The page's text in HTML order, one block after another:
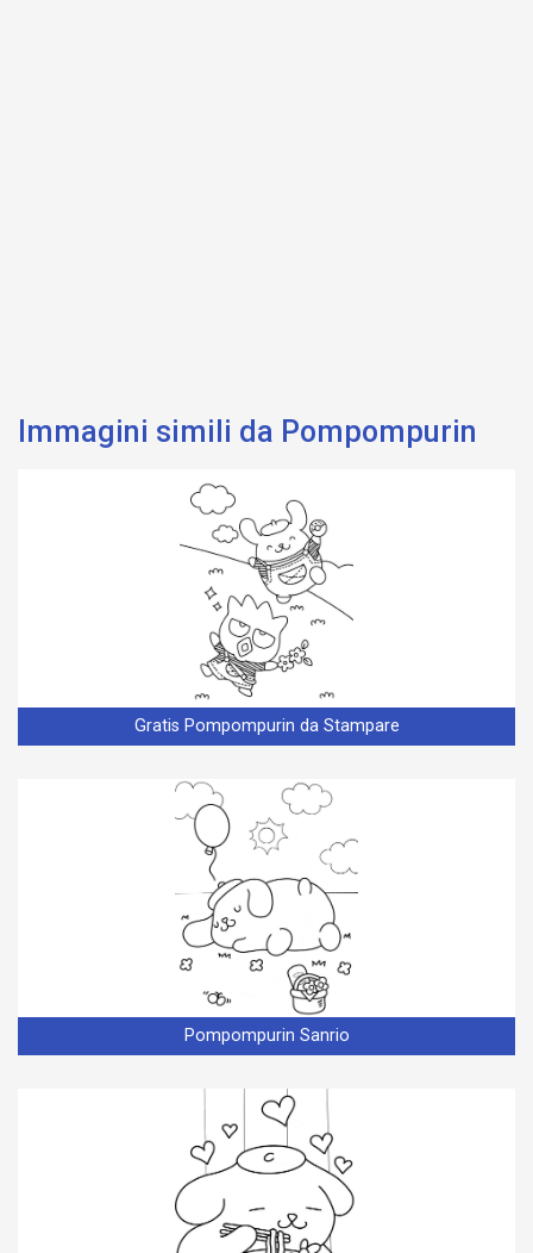
Immagini simili da Pompompurin
Gratis Pompompurin da Stampare
Pompompurin Sanrio